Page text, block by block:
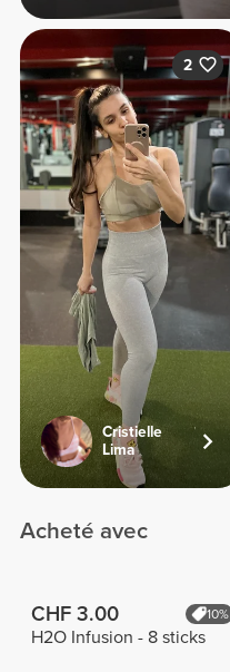
2
Cristielle
Lima
Acheté avec
CHF 3.00 10%
H2O Infusion - 8 sticks